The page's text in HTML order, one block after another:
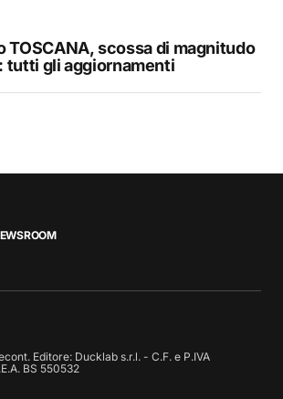
TOSCANA, scossa di magnitudo
tutti gli aggiornamenti
Editore: Ducklab s.r.l. - C.F. e P.IVA
BS 550532